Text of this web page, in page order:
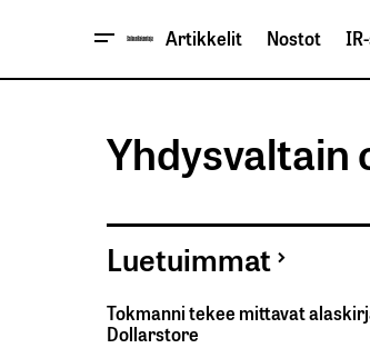
Artikkelit Nostot
Luetuimmat
Tokmanni tekee mittavat
Dollarstore